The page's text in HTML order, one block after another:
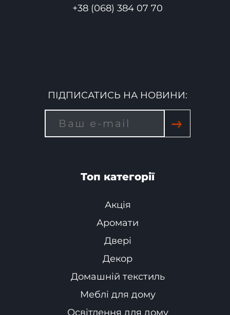
+38 (068) 384 07 70
ПІДПИСАТИСЬ НА НОВИНИ:
→
Топ категорії
Акція
Аромати
Двері
Декор
Домашній текстиль
Меблі для дому
Освітлення для дому